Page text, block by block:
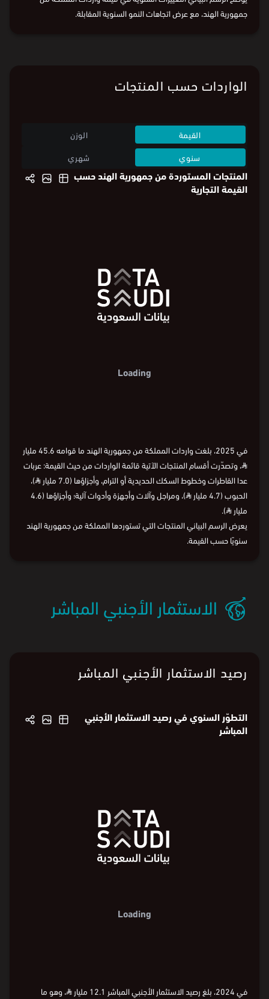
جمهورية الهند، مع عرض اتجاهات النمو السنوية المقابلة.
الواردات حسب المنتجات
القيمة
الوزن
سنوي
شهري
المنتجات المستوردة من جمهورية الهند حسب
القيمة التجارية
Loading
في 2025، بلغت واردات المملكة من جمهورية الهند ما قوامه 45.6 مليار
⃁، وتصدّرت أقسام المنتجات الآتية قائمة الواردات من حيث القيمة: عربات
عدا القاطرات وخطوط السكك الحديدية أو الترام، وأجزاؤها (7.0 مليار
⃁)،
الحبوب (4.7 مليار
⃁
)، ومراجل وآلات وأجهزة وأدوات آلية؛ وأجزاؤها (4.6
مليار⃁
).
يعرض الرسم البياني المنتجات التي تستوردها المملكة من جمهورية الهند
سنويًا حسب القيمة.
الاستثمار الأجنبي المباشر
رصيد الاستثمار الأجنبي المباشر
التطوّر السنوي في رصيد الاستثمار الأجنبي
المباشر
Loading
في 2024، بلغ رصيد الاستثمار الأجنبي المباشر 12.1 مليار ⃁، وهو ما